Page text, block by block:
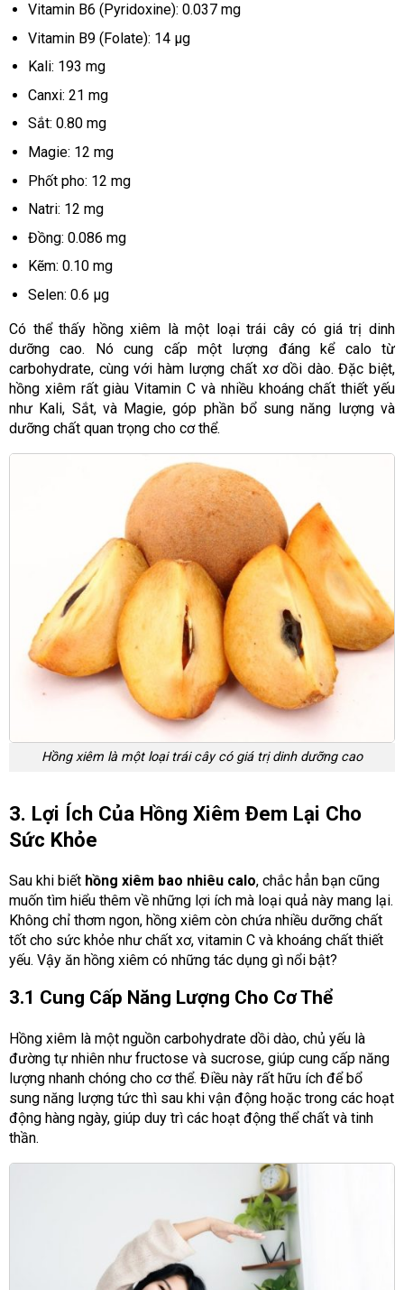
Vitamin B6 (Pyridoxine): 0.037 mg
Vitamin B9 (Folate): 14 µg
Kali: 193 mg
Canxi: 21 mg
Sắt: 0.80 mg
Magie: 12 mg
Phốt pho: 12 mg
Natri: 12 mg
Đồng: 0.086 mg
Kẽm: 0.10 mg
Selen: 0.6 µg
Có thể thấy hồng xiêm là một loại trái cây có giá trị dinh
dưỡng cao. Nó cung cấp một lượng đáng kể calo từ
carbohydrate, cùng với hàm lượng chất xơ dồi dào. Đặc biệt,
hồng xiêm rất giàu Vitamin C và nhiều khoáng chất thiết yếu
như Kali, Sắt, và Magie, góp phần bổ sung năng lượng và
dưỡng chất quan trọng cho cơ thể.
Hồng xiêm là một loại trái cây có giá trị dinh dưỡng cao
3. Lợi Ích Của Hồng Xiêm Đem Lại Cho
Sức Khỏe
Sau khi biết hồng xiêm bao nhiêu calo, chắc hẳn bạn cũng
muốn tìm hiểu thêm về những lợi ích mà loại quả này mang lại.
Không chỉ thơm ngon, hồng xiêm còn chứa nhiều dưỡng chất
tốt cho sức khỏe như chất xơ, vitamin C và khoáng chất thiết
yếu. Vậy ăn hồng xiêm có những tác dụng gì nổi bật?
3.1 Cung Cấp Năng Lượng Cho Cơ Thể
Hồng xiêm là một nguồn carbohydrate dồi dào, chủ yếu là
đường tự nhiên như fructose và sucrose, giúp cung cấp năng
lượng nhanh chóng cho cơ thể. Điều này rất hữu ích để bổ
sung năng lượng tức thì sau khi vận động hoặc trong các hoạt
động hàng ngày, giúp duy trì các hoạt động thể chất và tinh
thần.